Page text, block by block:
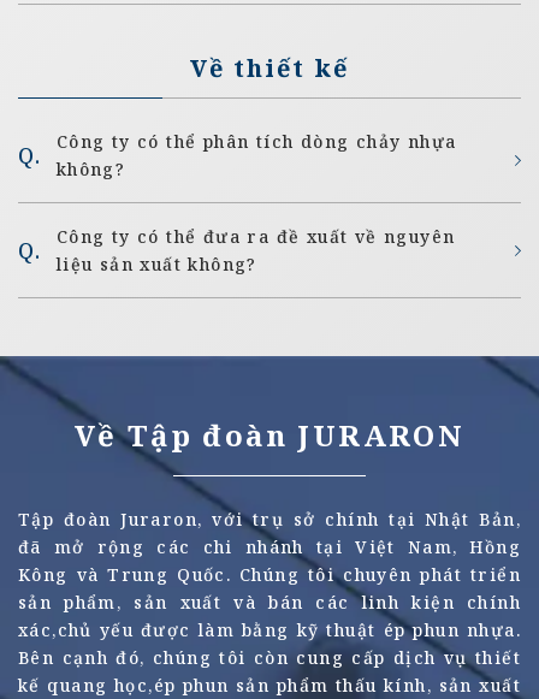
Về thiết kế
Công ty có thể phân tích dòng chảy nhựa
không?
Công ty có thể đưa ra đề xuất về nguyên
liệu sản xuất không?
Về Tập đoàn JURARON
Tập đoàn Juraron, với trụ sở chính tại Nhật Bản,
đã mở rộng các chi nhánh tại Việt Nam, Hồng
Kông và Trung Quốc. Chúng tôi chuyên phát triển
sản phẩm, sản xuất và bán các linh kiện chính
xác,chủ yếu được làm bằng kỹ thuật ép phun nhựa.
Bên cạnh đó, chúng tôi còn cung cấp dịch vụ thiết
kế quang học,ép phun sản phẩm thấu kính, sản xuất